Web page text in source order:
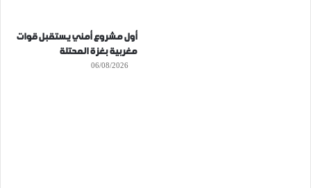
أول مشروع أمني يستقبل قوات
مغربية بغزة المحتلة
06/08/2026